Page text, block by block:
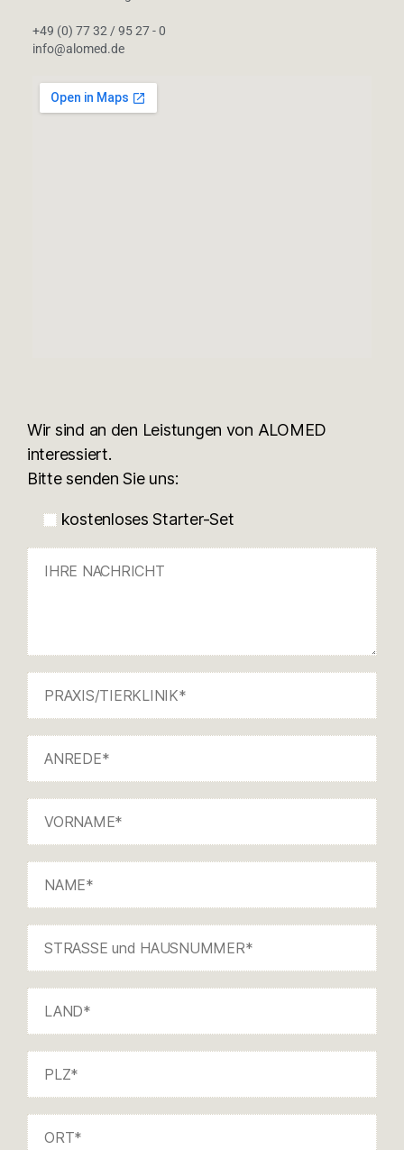
+49 (0) 77 32 / 95 27 - 0
info@alomed.de
Wir sind an den Leistungen von ALOMED
interessiert.
Bitte senden Sie uns:
kostenloses Starter-Set